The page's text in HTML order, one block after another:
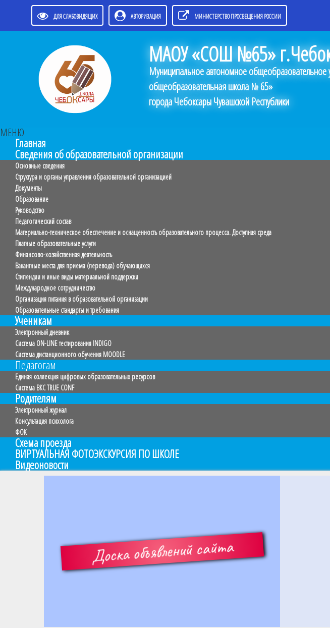
ДЛЯ СЛАБОВИДЯЩИХ АВТОРИЗАЦИЯ МИНИСТЕРСТВО ПРОСВЕЩЕНИЯ РОССИИ
МАОУ «СОШ №65»
Муниципальное автономное общеобразовательное
общеобразовательная школа № 65»
города Чебоксары Чувашской Республики
МЕНЮ
Главная
Сведения об образовательной организации
Основные сведения
Структура и органы управления образовательной организацией
Документы
Образование
Руководство
Педагогический состав
Материально-техническое обеспечение и оснащенность образовательного процесса. Доступная среда
Платные образовательные услуги
Финансово-хозяйственная деятельность
Вакантные места для приема (перевода) обучающихся
Стипендии и иные виды материальной поддержки
Международное сотрудничество
Организация питания в образовательной организации
Образовательные стандарты и требования
Ученикам
Электронный дневник
Система ON-LINE тестирования INDIGO
Система дистанционного обучения MOODLE
Педагогам
Единая коллекция цифровых образовательных ресурсов
Система ВКС TRUE CONF
Родителям
Электронный журнал
Консультация психолога
ФОК
Схема проезда
ВИРТУАЛЬНАЯ ФОТОЭКСКУРСИЯ ПО ШКОЛЕ
Видеоновости
Доска объявлений сайта